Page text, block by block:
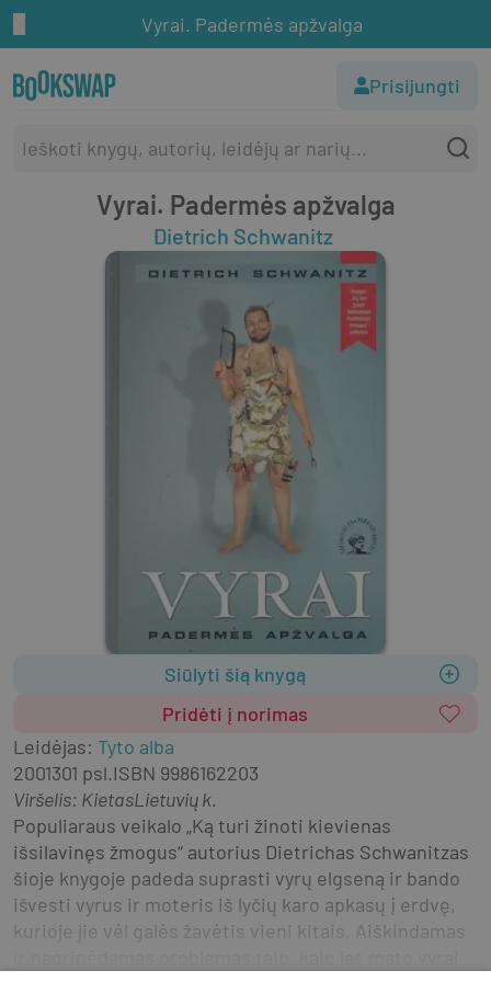
Vyrai. Padermės apžvalga
Prisijungti
Vyrai. Padermės apžvalga
Dietrich Schwanitz
Siūlyti šią knygą
Pridėti į norimas
Leidėjas: Tyto alba
2001301 psl.ISBN 9986162203
Viršelis: KietasLietuvių k.
Populiaraus veikalo „Ką turi žinoti kievienas
išsilavinęs žmogus“ autorius Dietrichas Schwanitzas
šioje knygoje padeda suprasti vyrų elgseną ir bando
išvesti vyrus ir moteris iš lyčių karo apkasų į erdvę,
kurioje jie vėl galės žavėtis vieni kitais. Aiškindamas